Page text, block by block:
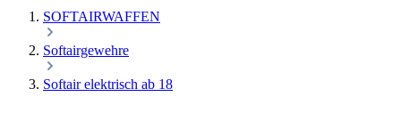
SOFTAIRWAFFEN
Softairgewehre
Softair elektrisch ab 18